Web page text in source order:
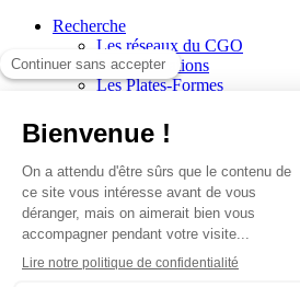
Recherche
Les réseaux du CGO
Les publications
Les Plates-Formes
Les appels à communications
Les appels à projets
La valorisation de la recherche
Jobs/Formations
Actualités
Le blog infos
Les événements